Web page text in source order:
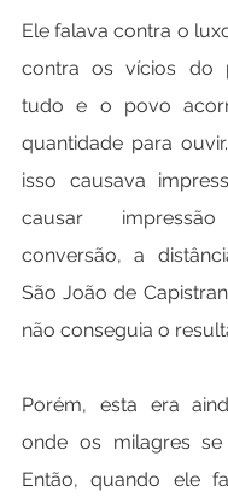
Ele falava contra o
contra os vícios do
tudo e o povo
quantidade para
isso causava
causar
conversão, a
São João de
não conseguia o
Porém, esta era
onde os milagres se
Então, quando ele